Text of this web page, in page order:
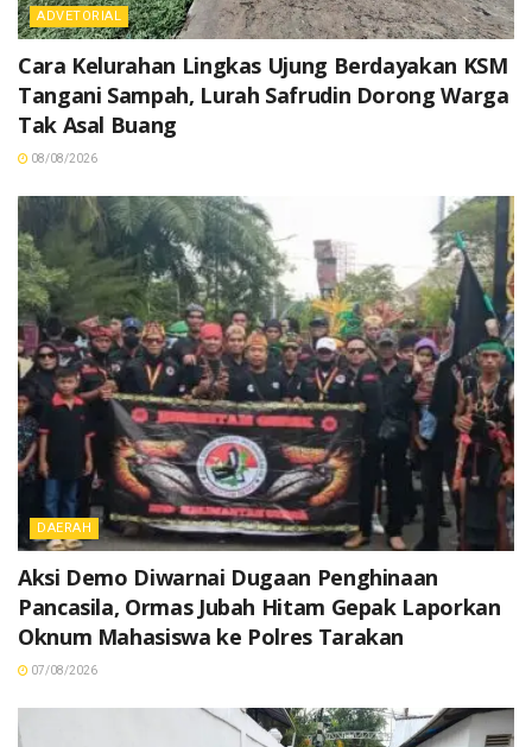
ADVETORIAL
Cara Kelurahan Lingkas Ujung Berdayakan KSM
Tangani Sampah, Lurah Safrudin Dorong Warga
Tak Asal Buang
08/08/2026
DAERAH
Aksi Demo Diwarnai Dugaan Penghinaan
Pancasila, Ormas Jubah Hitam Gepak Laporkan
Oknum Mahasiswa ke Polres Tarakan
07/08/2026